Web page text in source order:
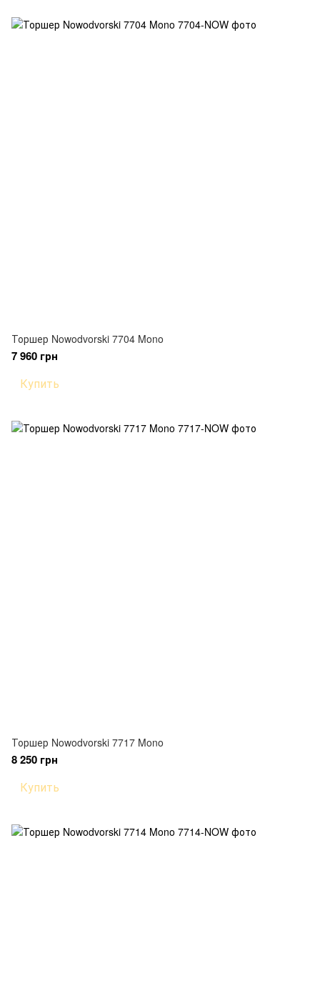
Торшер Nowodvorski 7704 Mono
7 960 грн
Купить
Торшер Nowodvorski 7717 Mono
8 250 грн
Купить